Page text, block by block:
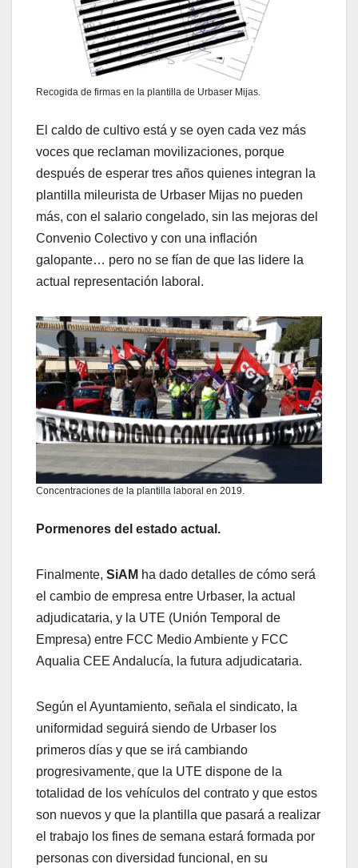
Recogida de firmas en la plantilla de Urbaser Mijas.
El caldo de cultivo está y se oyen cada vez más
voces que reclaman movilizaciones, porque
después de esperar tres años quienes integran la
plantilla mileurista de Urbaser Mijas no pueden
más, con el salario congelado, sin las mejoras del
Convenio Colectivo y con una inflación
galopante… pero no se fían de que las lidere la
actual representación laboral.
Concentraciones de la plantilla laboral en 2019.
Pormenores del estado actual.
Finalmente, SiAM ha dado detalles de cómo será
el cambio de empresa entre Urbaser, la actual
adjudicataria, y la UTE (Unión Temporal de
Empresa) entre FCC Medio Ambiente y FCC
Aqualia CEE Andalucía, la futura adjudicataria.
Según el Ayuntamiento, señala el sindicato, la
uniformidad seguirá siendo de Urbaser los
primeros días y que se irá cambiando
progresivamente, que la UTE dispone de la
totalidad de los vehículos del contrato y que estos
son nuevos y que la plantilla que pasará a realizar
el trabajo los fines de semana estará formada por
personas con diversidad funcional, en su